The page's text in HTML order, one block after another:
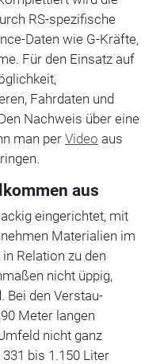
RS-spezifische
Daten wie G-Kräfte,
Für den Einsatz auf
Fahrdaten und
Nachweis über eine
man per Video aus
aus
eingerichtet, mit
Materialien im
Relation zu den
nicht üppig,
Bei den Verstau-
Meter langen
nicht ganz
bis 1.150 Liter